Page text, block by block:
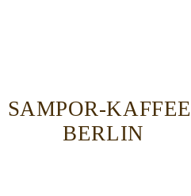
SAMPOR-
BERLIN